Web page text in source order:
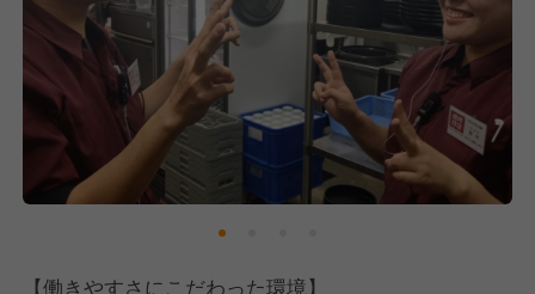
【働きやすさにこだわった環境】